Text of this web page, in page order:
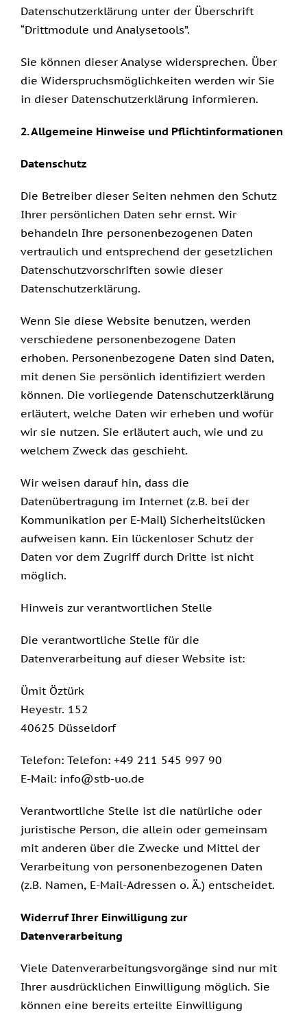
Datenschutzerklärung unter der Überschrift
“Drittmodule und Analysetools”.
Sie können dieser Analyse widersprechen. Über
die Widerspruchsmöglichkeiten werden wir Sie
in dieser Datenschutzerklärung informieren.
2. Allgemeine Hinweise und Pflichtinformationen
Datenschutz
Die Betreiber dieser Seiten nehmen den Schutz
Ihrer persönlichen Daten sehr ernst. Wir
behandeln Ihre personenbezogenen Daten
vertraulich und entsprechend der gesetzlichen
Datenschutzvorschriften sowie dieser
Datenschutzerklärung.
Wenn Sie diese Website benutzen, werden
verschiedene personenbezogene Daten
erhoben. Personenbezogene Daten sind Daten,
mit denen Sie persönlich identifiziert werden
können. Die vorliegende Datenschutzerklärung
erläutert, welche Daten wir erheben und wofür
wir sie nutzen. Sie erläutert auch, wie und zu
welchem Zweck das geschieht.
Wir weisen darauf hin, dass die
Datenübertragung im Internet (z.B. bei der
Kommunikation per E-Mail) Sicherheitslücken
aufweisen kann. Ein lückenloser Schutz der
Daten vor dem Zugriff durch Dritte ist nicht
möglich.
Hinweis zur verantwortlichen Stelle
Die verantwortliche Stelle für die
Datenverarbeitung auf dieser Website ist:
Ümit Öztürk
Heyestr. 152
40625 Düsseldorf
Telefon: Telefon: +49 211 545 997 90
E-Mail: info@stb-uo.de
Verantwortliche Stelle ist die natürliche oder
juristische Person, die allein oder gemeinsam
mit anderen über die Zwecke und Mittel der
Verarbeitung von personenbezogenen Daten
(z.B. Namen, E-Mail-Adressen o. Ä.) entscheidet.
Widerruf Ihrer Einwilligung zur
Datenverarbeitung
Viele Datenverarbeitungsvorgänge sind nur mit
Ihrer ausdrücklichen Einwilligung möglich. Sie
können eine bereits erteilte Einwilligung